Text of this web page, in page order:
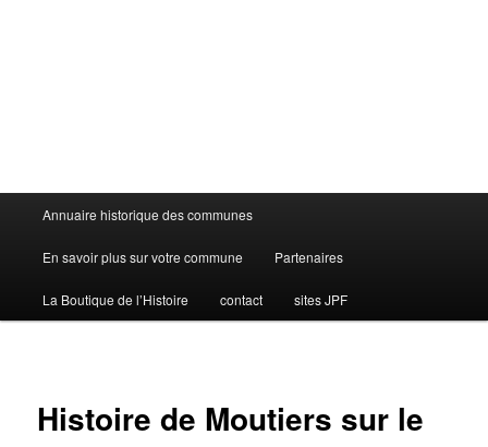
Menu
principal
Annuaire historique des communes
En savoir plus sur votre commune Partenaires
La Boutique de l’Histoire contact sites JPF
Histoire de Moutiers sur le